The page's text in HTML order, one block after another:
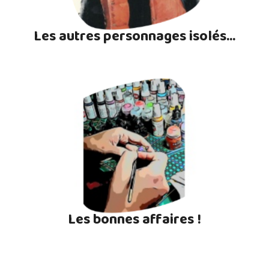
Les autres personnages isolés...
Les bonnes affaires !